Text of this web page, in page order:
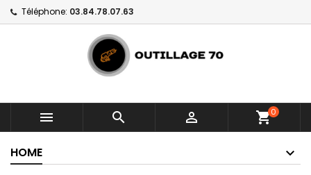
Téléphone: 03.84.78.07.63
   shopping_cart0
HOME